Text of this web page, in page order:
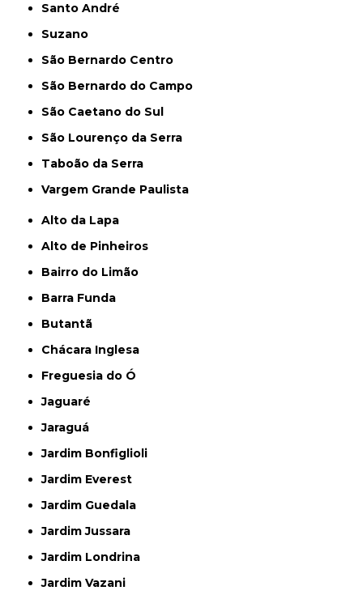
Santo André
Suzano
São Bernardo Centro
São Bernardo do Campo
São Caetano do Sul
São Lourenço da Serra
Taboão da Serra
Vargem Grande Paulista
Alto da Lapa
Alto de Pinheiros
Bairro do Limão
Barra Funda
Butantã
Chácara Inglesa
Freguesia do Ó
Jaguaré
Jaraguá
Jardim Bonfiglioli
Jardim Everest
Jardim Guedala
Jardim Jussara
Jardim Londrina
Jardim Vazani